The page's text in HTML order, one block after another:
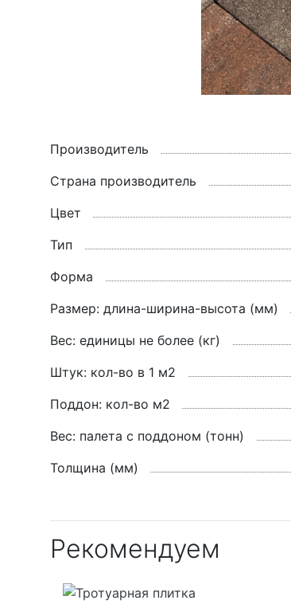
Производитель
Страна производитель
Цвет
Тип
Форма
Размер: длина-ширина-высота (мм)
Вес: единицы не более (кг)
Штук: кол-во в 1 м2
Поддон: кол-во м2
Вес: палета с поддоном (тонн)
Толщина (мм)
Рекомендуем